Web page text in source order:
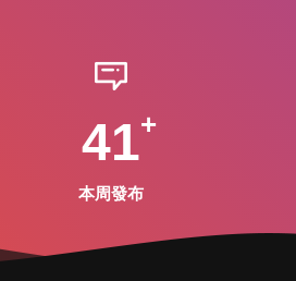
41
本周發布